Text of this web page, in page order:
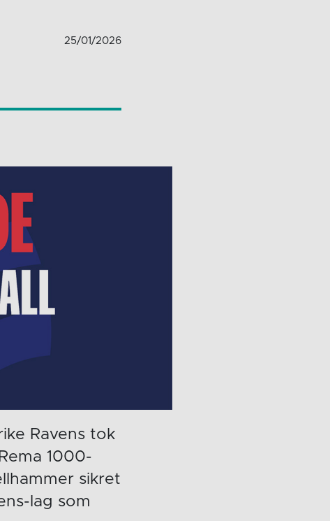
25/01/2026
Ravens tok
1000-
sikret
lag som